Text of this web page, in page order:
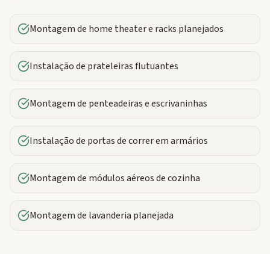
Montagem de home theater e racks planejados
Instalação de prateleiras flutuantes
Montagem de penteadeiras e escrivaninhas
Instalação de portas de correr em armários
Montagem de módulos aéreos de cozinha
Montagem de lavanderia planejada